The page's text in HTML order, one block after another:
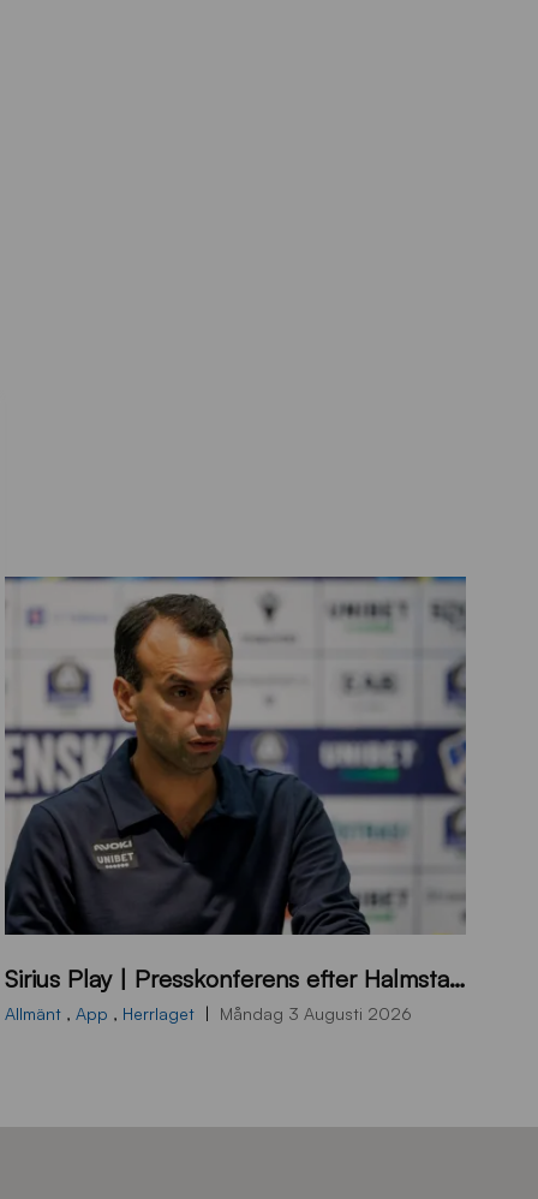
B
2
Sirius Play | Presskonferens efter Halmstad – Sirius
Allmänt , App , Herrlaget Måndag 3 Augusti 2026